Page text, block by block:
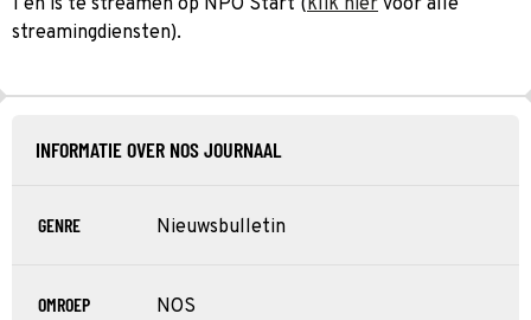
streamingdiensten).
INFORMATIE OVER NOS JOURNAAL
GENRE Nieuwsbulletin
OMROEP NOS